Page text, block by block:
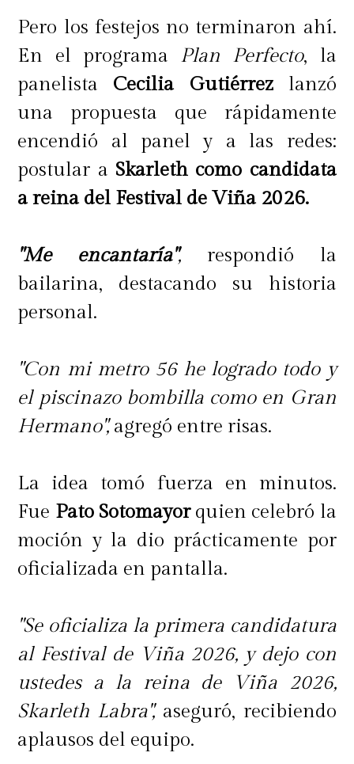
Pero los festejos no terminaron ahí.
En el programa Plan Perfecto, la
panelista Cecilia Gutiérrezlanzó
una propuesta que rápidamente
encendió al panel y a las redes:
postular a Skarleth como candidata
a reina del Festival de Viña 2026.
"Me encantaría",respondió la
bailarina, destacando su historia
personal.
"Con mi metro 56 he logrado todo y
el piscinazo bombilla como en Gran
Hermano",agregó entre risas.
La idea tomó fuerza en minutos.
Fue Pato Sotomayorquien celebró la
moción y la dio prácticamente por
oficializada en pantalla.
"Se oficializa la primera candidatura
al Festival de Viña 2026, y dejo con
ustedes a la reina de Viña 2026,
Skarleth Labra",aseguró, recibiendo
aplausos del equipo.